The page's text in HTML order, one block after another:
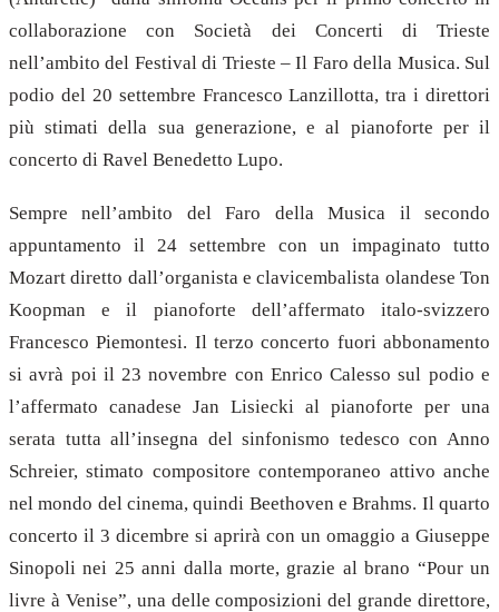
collaborazione con Società dei Concerti di Trieste
nell’ambito del Festival di Trieste – Il Faro della Musica. Sul
podio del 20 settembre Francesco Lanzillotta, tra i direttori
più stimati della sua generazione, e al pianoforte per il
concerto di Ravel Benedetto Lupo.
Sempre nell’ambito del Faro della Musica il secondo
appuntamento il 24 settembre con un impaginato tutto
Mozart diretto dall’organista e clavicembalista olandese Ton
Koopman e il pianoforte dell’affermato italo-svizzero
Francesco Piemontesi. Il terzo concerto fuori abbonamento
si avrà poi il 23 novembre con Enrico Calesso sul podio e
l’affermato canadese Jan Lisiecki al pianoforte per una
serata tutta all’insegna del sinfonismo tedesco con Anno
Schreier, stimato compositore contemporaneo attivo anche
nel mondo del cinema, quindi Beethoven e Brahms. Il quarto
concerto il 3 dicembre si aprirà con un omaggio a Giuseppe
Sinopoli nei 25 anni dalla morte, grazie al brano “Pour un
livre à Venise”, una delle composizioni del grande direttore,